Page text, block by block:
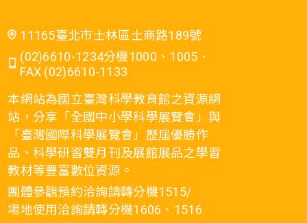
11165臺北市士林區士商路189號
(02)6610-1234分機1000、1005．
FAX (02)6610-1133
本網站為國立臺灣科學教育館之資源網
站，分享「全國中小學科學展覽會」與
「臺灣國際科學展覽會」歷屆優勝作
品、科學研習雙月刊及展館展品之學習
教材等豐富數位資源。
團體參觀預約洽詢請轉分機1515/
場地使用洽詢請轉分機1606、1516